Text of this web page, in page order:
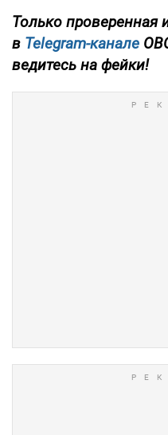
Только проверенная
в Telegram-канале
ведитесь на фейки!